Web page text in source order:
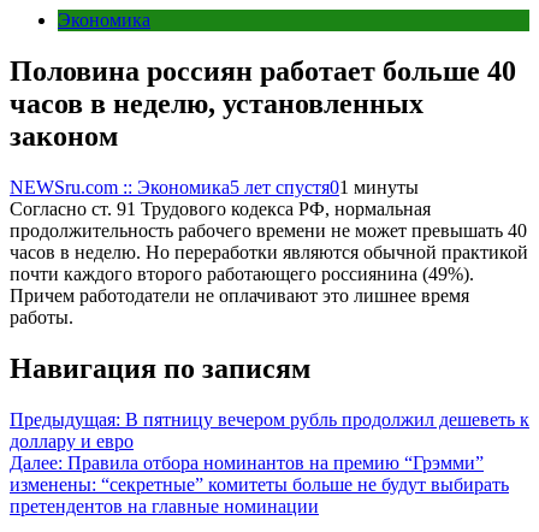
Экономика
Половина россиян работает больше 40
часов в неделю, установленных
законом
NEWSru.com :: Экономика5 лет спустя01 минуты
Согласно ст. 91 Трудового кодекса РФ, нормальная
продолжительность рабочего времени не может превышать 40
часов в неделю. Но переработки являются обычной практикой
почти каждого второго работающего россиянина (49%).
Причем работодатели не оплачивают это лишнее время
работы.
Навигация по записям
Предыдущая: В пятницу вечером рубль продолжил дешеветь к
доллару и евро
Далее: Правила отбора номинантов на премию “Грэмми”
изменены: “секретные” комитеты больше не будут выбирать
претендентов на главные номинации